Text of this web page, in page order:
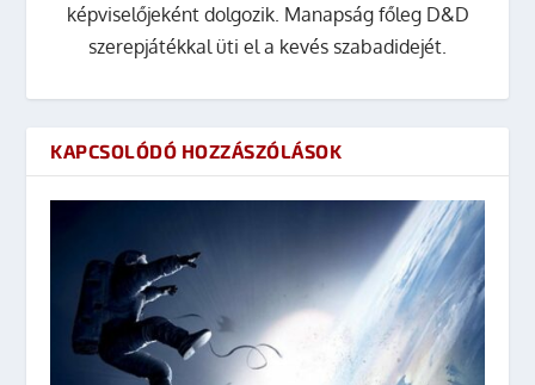
képviselőjeként dolgozik. Manapság főleg D&D
szerepjátékkal üti el a kevés szabadidejét.
KAPCSOLÓDÓ HOZZÁSZÓLÁSOK